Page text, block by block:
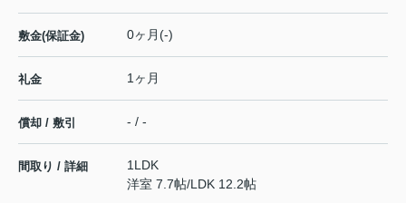
敷金(保証金) 0ヶ月(-)
礼金 1ヶ月
償却 / 敷引 - / -
間取り / 詳細
1LDK
洋室 7.7帖/LDK 12.2帖